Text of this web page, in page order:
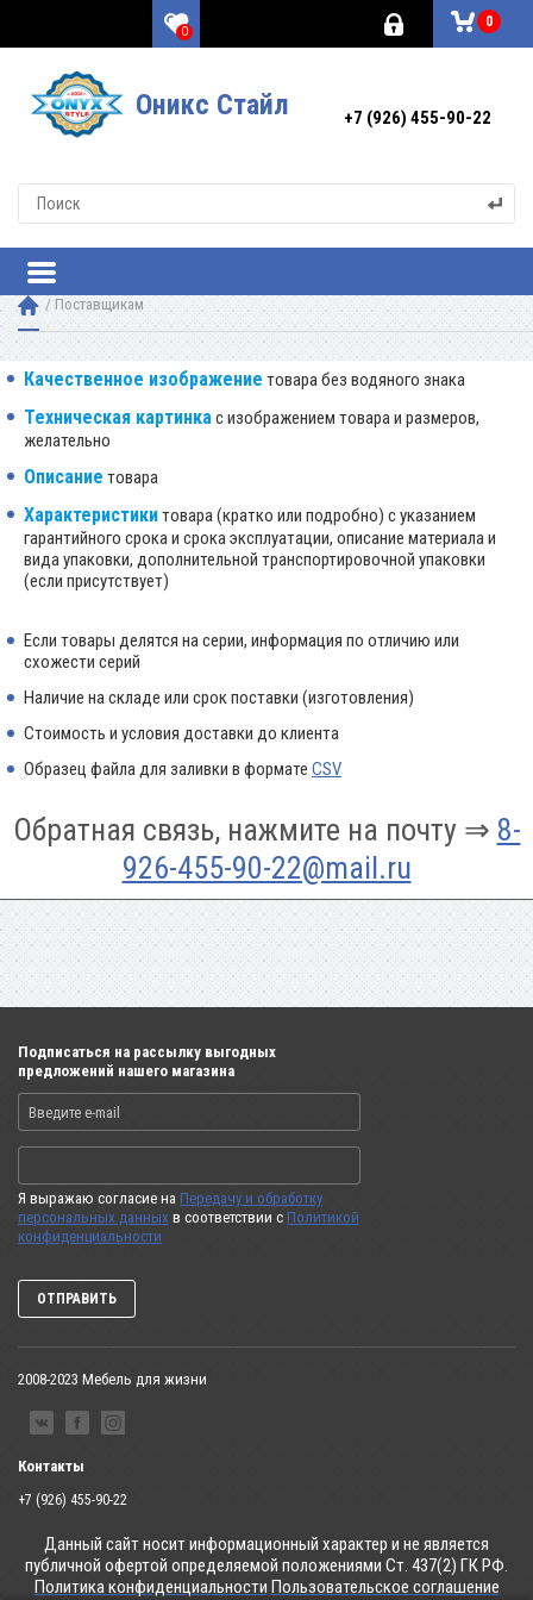
0
0
Оникс Стайл +7 (926) 455-90-22
/ Поставщикам
Качественное изображение товара без водяного знака
Техническая картинкас изображением товара и размеров,
желательно
Описание товара
Характеристикитовара (кратко или подробно) с указанием
гарантийного срока и срока эксплуатации, описание материала и
вида упаковки, дополнительной транспортировочной упаковки
(если присутствует)
Если товары делятся на серии, информация по отличию или
схожести серий
Наличие на складе или срок поставки (изготовления)
Стоимость и условия доставки до клиента
Образец файла для заливки в формате CSV
Обратная связь, нажмите на почту ⇒ 8-
926-455-90-22@mail.ru
Подписаться на рассылку выгодных
предложений нашего магазина
Я выражаю согласие на Передачу и обработку
персональных данных в соответствии с Политикой
конфиденциальности
ОТПРАВИТЬ
2008-2023 Мебель для жизни
Контакты
+7 (926) 455-90-22
Данный сайт носит информационный характер и не является
публичной офертой определяемой положениями Ст. 437(2) ГК РФ.
Политика конфиденциальности Пользовательское соглашение